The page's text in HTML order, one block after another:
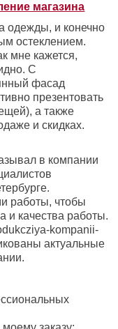
магазина
одежды, и конечно
остеклением.
мне кажется,
С
фасад
презентовать
а также
и скидках.
в компании
работы, чтобы
и качества работы.
kompanii-
актуальные